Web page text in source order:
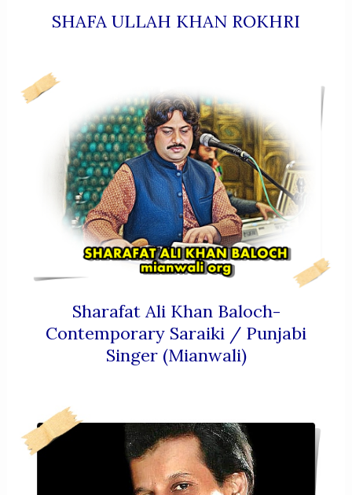
SHAFA ULLAH KHAN ROKHRI
Sharafat Ali Khan Baloch-
Contemporary Saraiki / Punjabi
Singer (Mianwali)